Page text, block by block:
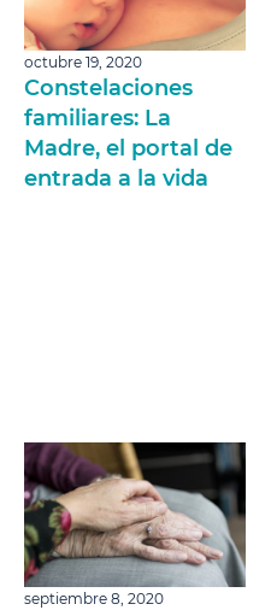
octubre 19, 2020
Constelaciones
familiares: La
Madre, el portal de
entrada a la vida
septiembre 8, 2020